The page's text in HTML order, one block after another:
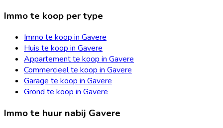
Immo te koop per type
Immo te koop in Gavere
Huis te koop in Gavere
Appartement te koop in Gavere
Commercieel te koop in Gavere
Garage te koop in Gavere
Grond te koop in Gavere
Immo te huur nabij Gavere